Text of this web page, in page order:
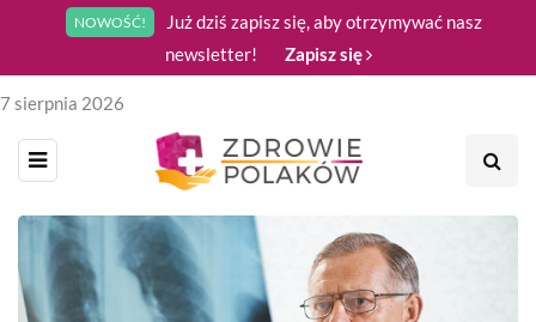
NOWOŚĆ!
Już dziś zapisz się, aby otrzymywać nasz
newsletter!
Zapisz się
7 sierpnia 2026